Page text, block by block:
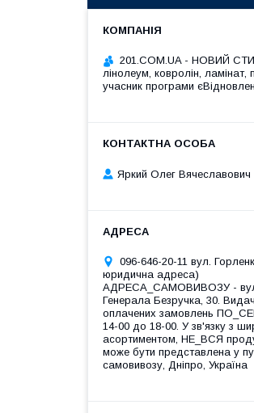
201.COM.UA - НОВИЙ
лінолеум, ковролін, ламінат,
учасник програми
Яркий Олег Вячеславович
096-646-20-11 вул.
юридична адреса)
АДРЕСА_САМОВИВОЗУ -
Генерала Безручка, 30.
оплачених замовлень
14-00 до 18-00. У зв'язку з
асортиментом, НЕ_ВСЯ
може бути представлена у
самовивозу, Дніпро, Україна